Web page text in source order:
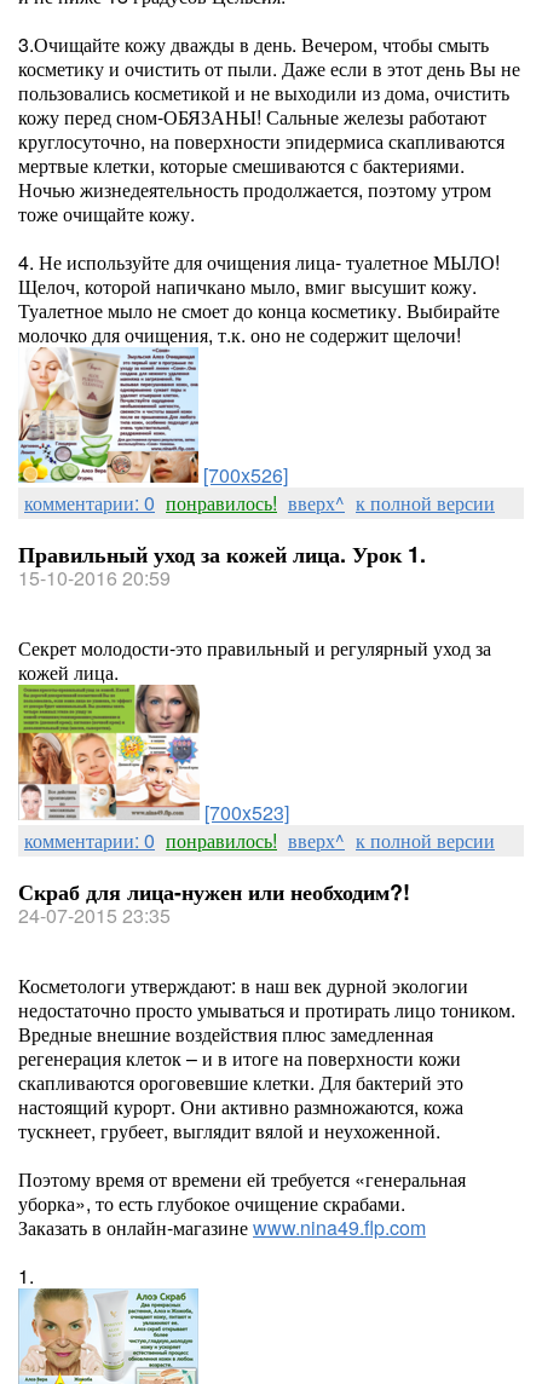
3.Очищайте кожу дважды в день. Вечером, чтобы смыть
косметику и очистить от пыли. Даже если в этот день Вы не
пользовались косметикой и не выходили из дома, очистить
кожу перед сном-ОБЯЗАНЫ! Сальные железы работают
круглосуточно, на поверхности эпидермиса скапливаются
мертвые клетки, которые смешиваются с бактериями.
Ночью жизнедеятельность продолжается, поэтому утром
тоже очищайте кожу.
4. Не используйте для очищения лица- туалетное МЫЛО!
Щелоч, которой напичкано мыло, вмиг высушит кожу.
Туалетное мыло не смоет до конца косметику. Выбирайте
молочко для очищения, т.к. оно не содержит щелочи!
[700x526]
комментарии: 0 понравилось! вверх^ к полной версии
Правильный уход за кожей лица. Урок 1.
15-10-2016 20:59
Секрет молодости-это правильный и регулярный уход за
кожей лица.
[700x523]
комментарии: 0 понравилось! вверх^ к полной версии
Скраб для лица-нужен или необходим?!
24-07-2015 23:35
Косметологи утверждают: в наш век дурной экологии
недостаточно просто умываться и протирать лицо тоником.
Вредные внешние воздействия плюс замедленная
регенерация клеток – и в итоге на поверхности кожи
скапливаются ороговевшие клетки. Для бактерий это
настоящий курорт. Они активно размножаются, кожа
тускнеет, грубеет, выглядит вялой и неухоженной.
Поэтому время от времени ей требуется «генеральная
уборка», то есть глубокое очищение скрабами.
Заказать в онлайн-магазинеwww.nina49.flp.com
1.